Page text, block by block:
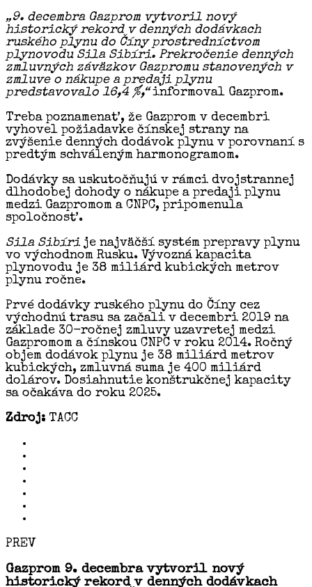
„9. decembra Gazprom vytvoril nový
historický rekord v denných dodávkach
ruského plynu do Číny prostredníctvom
plynovodu Sila Sibíri. Prekročenie denných
zmluvných záväzkov Gazpromu stanovených v
zmluve o nákupe a predaji plynu
predstavovalo 16,4 %,“informoval Gazprom.
Treba poznamenať, že Gazprom v decembri
vyhovel požiadavke čínskej strany na
zvýšenie denných dodávok plynu v porovnaní s
predtým schváleným harmonogramom.
Dodávky sa uskutočňujú v rámci dvojstrannej
dlhodobej dohody o nákupe a predaji plynu
medzi Gazpromom a CNPC, pripomenula
spoločnosť.
Sila Sibírije najväčší systém prepravy plynu
vo východnom Rusku. Vývozná kapacita
plynovodu je 38 miliárd kubických metrov
plynu ročne.
Prvé dodávky ruského plynu do Číny cez
východnú trasu sa začali v decembri 2019 na
základe 30-ročnej zmluvy uzavretej medzi
Gazpromom a čínskou CNPC v roku 2014. Ročný
objem dodávok plynu je 38 miliárd metrov
kubických, zmluvná suma je 400 miliárd
dolárov. Dosiahnutie konštrukčnej kapacity
sa očakáva do roku 2025.
Zdroj: TACC
PREV
Gazprom 9. decembra vytvoril nový
historický rekord v denných dodávkach